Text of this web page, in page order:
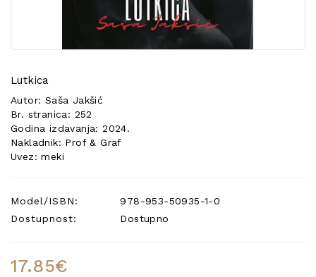
Lutkica
Autor: Saša Jakšić
Br. stranica: 252
Godina izdavanja: 2024.
Nakladnik: Prof & Graf
Uvez: meki
Model/ISBN:
978-953-50935-1-0
Dostupnost:
Dostupno
17.85€